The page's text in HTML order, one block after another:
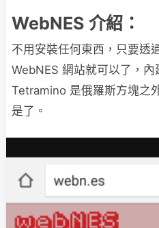
WebNES 介紹：
不用安裝任何東西，只要透
WebNES 網站就可以了，
Tetramino 是俄羅斯方塊之
是了。